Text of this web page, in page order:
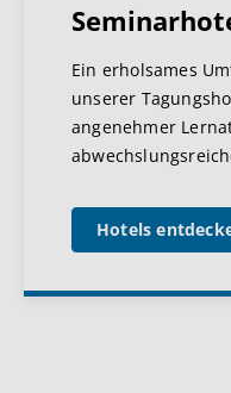
Ein erholsames
unserer
angenehmer
Hotels